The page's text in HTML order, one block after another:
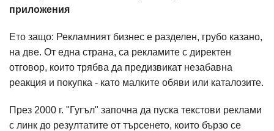
приложения
Ето защо: Рекламният бизнес е разделен, грубо казано,
на две. От една страна, са рекламите с директен
отговор, които трябва да предизвикат незабавна
реакция и покупка - като малките обяви или каталозите.
През 2000 г. "Гугъл" започна да пуска текстови реклами
с линк до резултатите от търсенето, които бързо се